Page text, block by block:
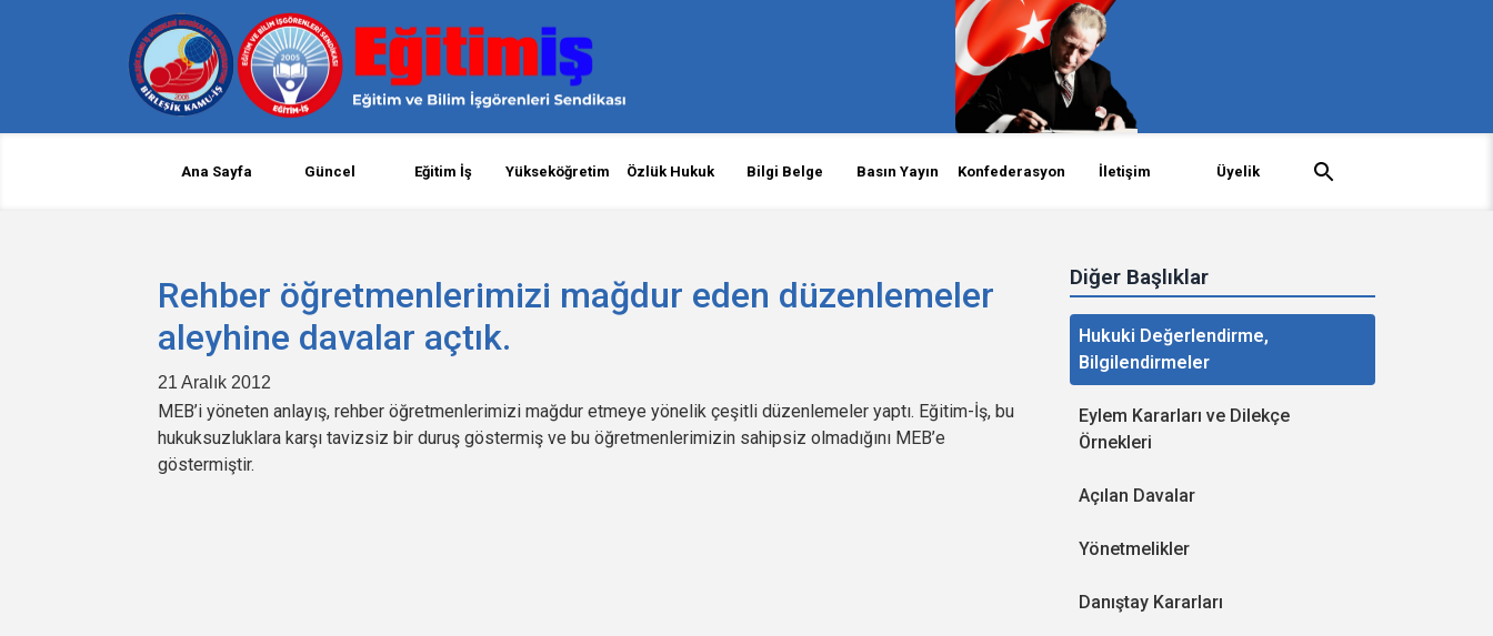
Ana Sayfa Güncel Eğitim İş Yükseköğretim Özlük Hukuk Bilgi Belge Basın Yayın Konfederasyon İletişim Üyelik
Diğer Başlıklar
Hukuki Değerlendirme,
Bilgilendirmeler
Eylem Kararları ve Dilekçe
Örnekleri
Açılan Davalar
Yönetmelikler
Danıştay Kararları
Rehber öğretmenlerimizi mağdur eden düzenlemeler
aleyhine davalar açtık.
21 Aralık 2012
MEB’i yöneten anlayış, rehber öğretmenlerimizi mağdur etmeye yönelik çeşitli düzenlemeler yaptı. Eğitim-İş, bu
hukuksuzluklara karşı tavizsiz bir duruş göstermiş ve bu öğretmenlerimizin sahipsiz olmadığını MEB’e
göstermiştir.